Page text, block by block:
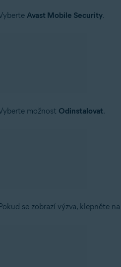
Avast Mobile Security.
možnost Odinstalovat.
se zobrazí výzva, klepněte